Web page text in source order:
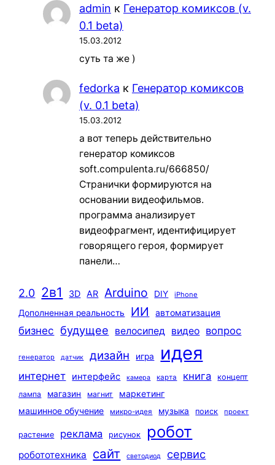
admin к Генератор комиксов (v.
0.1 beta)
15.03.2012
суть та же )
fedorka к Генератор комиксов
(v. 0.1 beta)
15.03.2012
а вот теперь действительно
генератор комиксов
soft.compulenta.ru/666850/
Странички формируются на
основании видеофильмов.
программа анализирует
видеофрагмент, идентифицирует
говорящего героя, формирует
панели…
2.0 2в1 3D AR Arduino DIY iPhone
Дополненная реальность ИИ автоматизация
бизнес будущее велосипед видео вопрос
генератор датчик дизайн игра идея
интернет интерфейс камера карта книга
концепт
лампа
магазин магнит
маркетинг
машинное обучение
микро-идея музыка поиск проект
растение реклама рисунок робот
робототехника сайт светодиод сервис